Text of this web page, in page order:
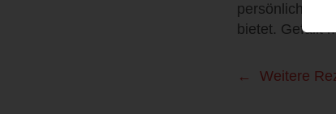
persönlichen
bietet. Gefällt
Weitere